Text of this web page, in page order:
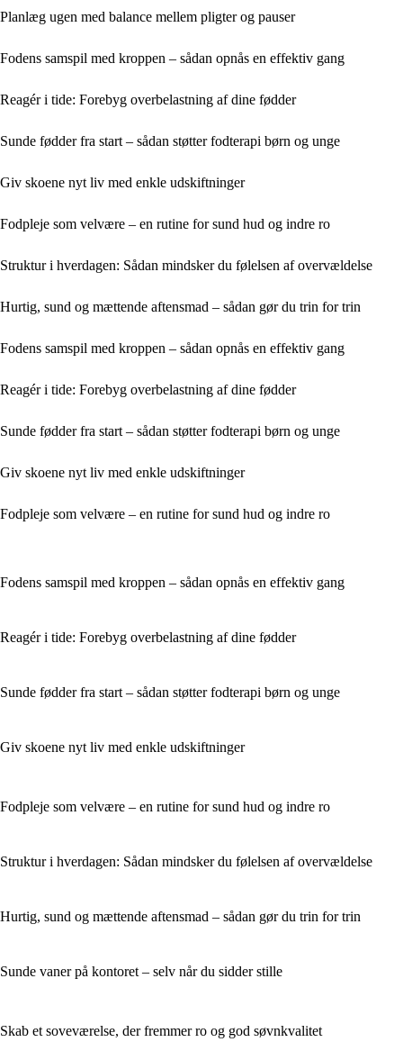
Planlæg ugen med balance mellem pligter og pauser
Fodens samspil med kroppen – sådan opnås en effektiv gang
Reagér i tide: Forebyg overbelastning af dine fødder
Sunde fødder fra start – sådan støtter fodterapi børn og unge
Giv skoene nyt liv med enkle udskiftninger
Fodpleje som velvære – en rutine for sund hud og indre ro
Struktur i hverdagen: Sådan mindsker du følelsen af overvældelse
Hurtig, sund og mættende aftensmad – sådan gør du trin for trin
Fodens samspil med kroppen – sådan opnås en effektiv gang
Reagér i tide: Forebyg overbelastning af dine fødder
Sunde fødder fra start – sådan støtter fodterapi børn og unge
Giv skoene nyt liv med enkle udskiftninger
Fodpleje som velvære – en rutine for sund hud og indre ro
Fodens samspil med kroppen – sådan opnås en effektiv gang
Reagér i tide: Forebyg overbelastning af dine fødder
Sunde fødder fra start – sådan støtter fodterapi børn og unge
Giv skoene nyt liv med enkle udskiftninger
Fodpleje som velvære – en rutine for sund hud og indre ro
Struktur i hverdagen: Sådan mindsker du følelsen af overvældelse
Hurtig, sund og mættende aftensmad – sådan gør du trin for trin
Sunde vaner på kontoret – selv når du sidder stille
Skab et soveværelse, der fremmer ro og god søvnkvalitet